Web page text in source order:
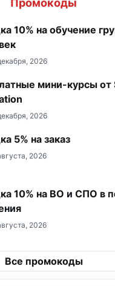
Промокоды
10% на обучение
2026
мини-курсы от
2026
5% на заказ
2026
10% на ВО и СПО в
2026
Все промокоды